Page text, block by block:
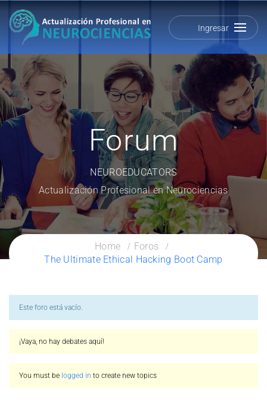
Ingresar
Forum
NEUROEDUCATORS
Actualización Profesional en Neurociencias
Home
Foros
The Ultimate Ethical Hacking Boot Camp
Este foro está vacío.
¡Vaya, no hay debates aquí!
You must be logged in to create new topics